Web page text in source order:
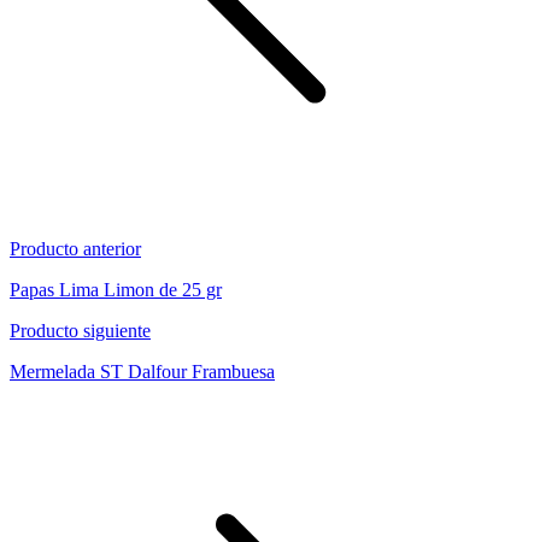
Producto anterior
Papas Lima Limon de 25 gr
Producto siguiente
Mermelada ST Dalfour Frambuesa